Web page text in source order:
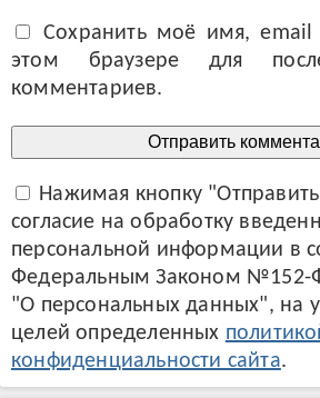
Сохранить моё имя, email
этом браузере для
комментариев.
Нажимая кнопку
согласие на обработку
персональной информации в
Федеральным Законом №152-
"О персональных данных", на
целей определенных
конфиденциальности сайта.